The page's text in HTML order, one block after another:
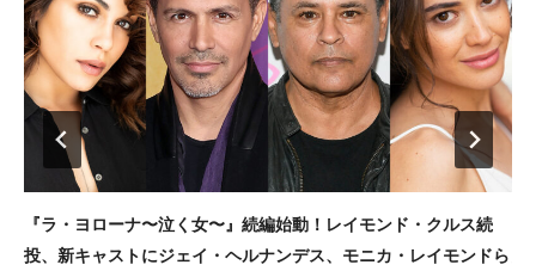
『ラ・ヨローナ〜泣く女〜』続編始動！レイモンド・クルス続
投、新キャストにジェイ・ヘルナンデス、モニカ・レイモンドら